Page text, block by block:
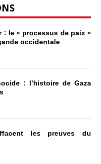
: le « processus de paix »
occidentale
: l’histoire de Gaza
les preuves du